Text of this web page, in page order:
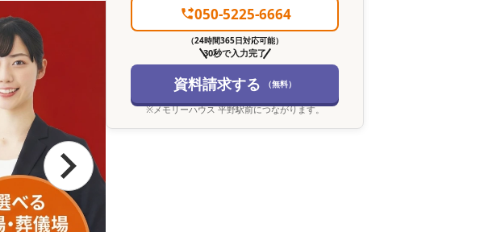
050-5225-6664
（24時間365日対応可能）
30秒で入力完了
資料請求する （無料）
※メモリーハウス 平野駅前につながります。